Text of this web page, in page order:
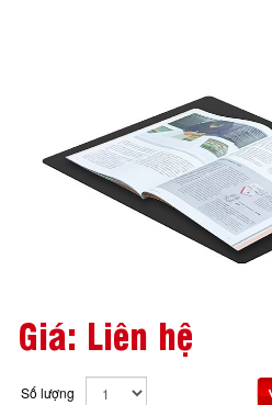
Giá: Liên hệ
Số lượng